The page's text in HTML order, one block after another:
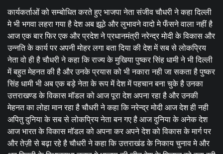
कार्यकर्ताओं को सम्बोधित करते हुए भाजपा नेता संजीव चौधरी ने कहा दिल्ली
मे भी भगवा लहरा गया है देश अब झूठे और लुभावने वादो मे फँसने वाला नहीं है
आज एक बार फिर एक और प्रदेश ने प्रधानमंत्री नरेन्द्र मोदी के विकास और
उन्नति के कार्य पर अपनी मोहर लगा बता दिया की देश में सब से लोकप्रिय
नेता वो ही है चौधरी ने कहा कि राज्य के मुखिया पुष्कर सिंह धामी ने भी दिल्ली
में बहुत मेहनत की है और उनके प्रयास को भी नकारा नही जा सकता है पुष्कर
सिंह धामी भी अब एक बड़े नेता के रूप में देश में पहचान बना चुके है उनका
उत्तराखण्ड के विकास मॉडल को आज पूरा देश अपना रहा है और उनकी
मेहनत का लोहा मान रहा है चौधरी ने कहा कि नरेन्द्र मोदी आज देश ही नही
अपितु दुनिया के सब से लोकप्रिय नेता बन गए है आज दुनिया के अनेक देश
आज भारत के विकास मॉडल को अपना कर अपने देश को विकास के मार्ग पर
और तेज़ी से बढ़ा रहे है चौधरी ने कहा कि उत्तराखंड के निकाय चुनाव मे और